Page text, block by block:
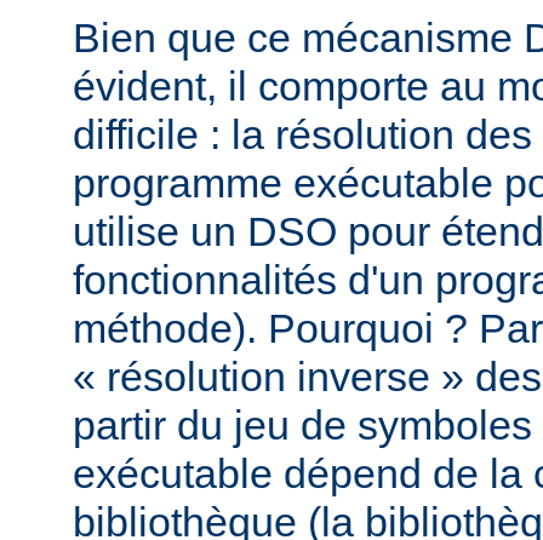
Bien que ce mécanisme
évident, il comporte au
difficile : la résolution
programme exécutable
utilise un DSO pour
fonctionnalités d'un
méthode). Pourquoi ?
« résolution inverse »
partir du jeu de
exécutable dépend de la
bibliothèque (la